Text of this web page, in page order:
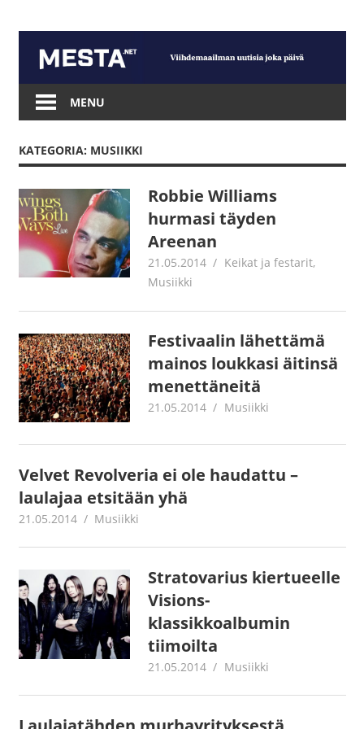
content
Mesta.net
MENU
KATEGORIA: MUSIIKKI
Robbie Williams
hurmasi täyden
Areenan
21.05.2014 mestanet
Keikat ja festarit,
Musiikki
Festivaalin lähettämä
mainos loukkasi äitinsä
menettäneitä
21.05.2014 mestanet
Musiikki
Velvet Revolveria ei ole haudattu –
laulajaa etsitään yhä
21.05.2014 mestanet
Musiikki
Stratovarius kiertueelle
Visions-
klassikkoalbumin
tiimoilta
21.05.2014 mestanet
Musiikki